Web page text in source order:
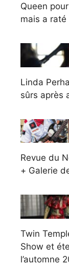
Queen
mais a raté
Linda
sûrs après
Revue du
+ Galerie
Twin
Show et
l’automne